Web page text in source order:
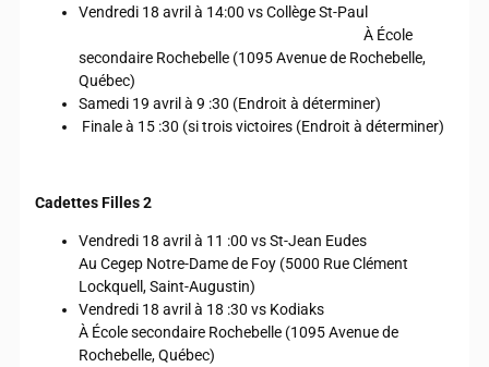
Vendredi 18 avril à 14:00 vs Collège St-Paul
À École
secondaire Rochebelle (1095 Avenue de Rochebelle,
Québec)
Samedi 19 avril à 9 :30 (Endroit à déterminer)
Finale à 15 :30 (si trois victoires (Endroit à déterminer)
Cadettes Filles 2
Vendredi 18 avril à 11 :00 vs St-Jean Eudes
Au Cegep Notre-Dame de Foy (5000 Rue Clément
Lockquell, Saint-Augustin)
Vendredi 18 avril à 18 :30 vs Kodiaks
À École secondaire Rochebelle (1095 Avenue de
Rochebelle, Québec)